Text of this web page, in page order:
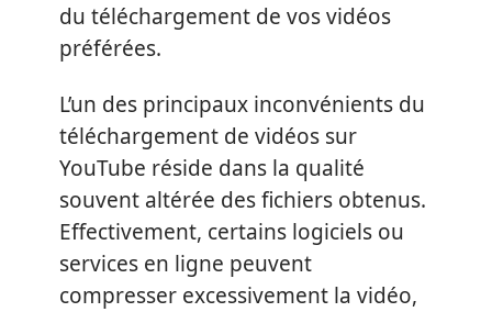
du téléchargement de vos vidéos
préférées.
L’un des principaux inconvénients du
téléchargement de vidéos sur
YouTube réside dans la qualité
souvent altérée des fichiers obtenus.
Effectivement, certains logiciels ou
services en ligne peuvent
compresser excessivement la vidéo,